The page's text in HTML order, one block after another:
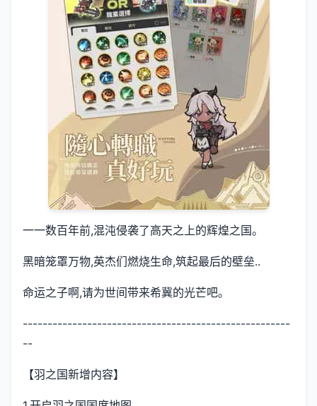
一一数百年前,混沌侵袭了高天之上的辉煌之国。
黑暗笼罩万物,英杰们燃烧生命,筑起最后的壁垒..
命运之子啊,请为世间带来希冀的光芒吧。
------------------------------------------------------
--
【羽之国新增内容】